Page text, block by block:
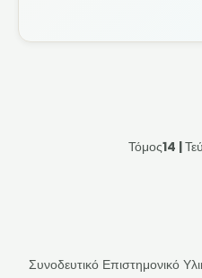
Τόμος14 |
Συνοδευτικό Επιστημονικό